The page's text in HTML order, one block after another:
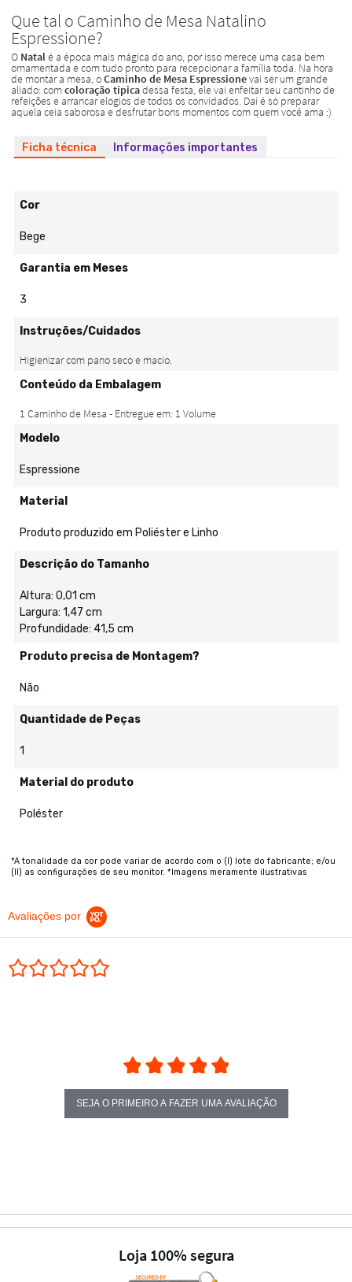
Ficha técnica Informações importantes
Cor
Bege
Garantia em Meses
3
Instruções/Cuidados
Conteúdo da Embalagem
Modelo
Espressione
Material
Produto produzido em Poliéster e Linho
Descrição do Tamanho
Altura: 0,01 cm
Largura: 1,47 cm
Profundidade: 41,5 cm
Produto precisa de Montagem?
Não
Quantidade de Peças
1
Material do produto
Poléster
*A tonalidade da cor pode variar de acordo com o (I) lote do fabricante; e/ou
(II) as configurações de seu monitor. *Imagens meramente ilustrativas
Avaliações por
SEJA O PRIMEIRO A FAZER UMA AVALIAÇÃO